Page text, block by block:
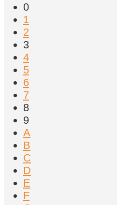
0
1
2
3
4
5
6
7
8
9
A
B
C
D
E
F